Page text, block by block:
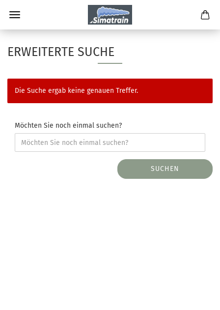
ERWEITERTE SUCHE
Die Suche ergab keine genauen Treffer.
Möchten Sie noch einmal suchen?
SUCHEN